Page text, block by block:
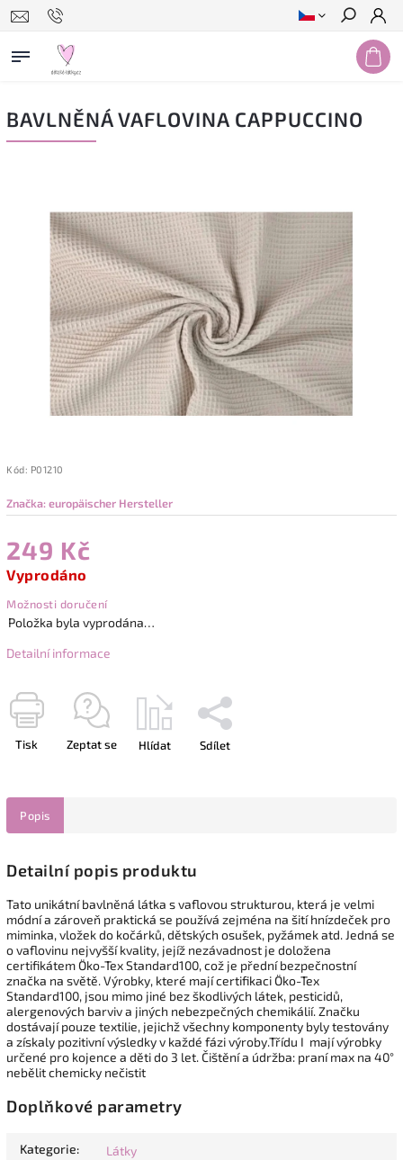
Hledat
BAVLNĚNÁ VAFLOVINA CAPPUCCINO
Kód: P01210
Značka:europäischer Hersteller
249 Kč
Vyprodáno
Možnosti doručení
Položka byla vyprodána…
Detailní informace
Tisk Zeptat se Hlídat Sdílet
Popis
Detailní popis produktu
Tato unikátní bavlněná látka s vaflovou strukturou, která je velmi
módní a zároveň praktická se používá zejména na šití hnízdeček pro
miminka, vložek do kočárků, dětských osušek, pyžámek atd. Jedná se
o vaflovinu nejvyšší kvality, jejíž nezávadnost je doložena
certifikátem Öko-Tex Standard100, což je přední bezpečnostní
značka na světě. Výrobky, které mají certifikaci Öko-Tex
Standard100, jsou mimo jiné bez škodlivých látek, pesticidů,
alergenových barviv a jiných nebezpečných chemikálií. Značku
dostávají pouze textilie, jejichž všechny komponenty byly testovány
a získaly pozitivní výsledky v každé fázi výroby.Třídu I mají výrobky
určené pro kojence a děti do 3 let. Čištění a údržba: praní max na 40°
nebělit chemicky nečistit
Doplňkové parametry
Kategorie: Látky